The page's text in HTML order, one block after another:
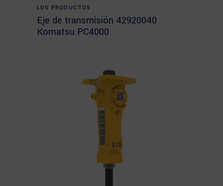
LOS PRODUCTOS
Eje de transmisión 42920040
Komatsu PC4000